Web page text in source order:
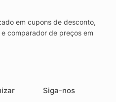
em cupons de desconto,
comparador de preços em
Siga-nos